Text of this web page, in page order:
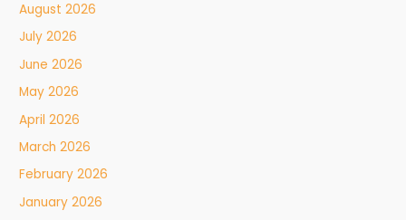
August 2026
July 2026
June 2026
May 2026
April 2026
March 2026
February 2026
January 2026